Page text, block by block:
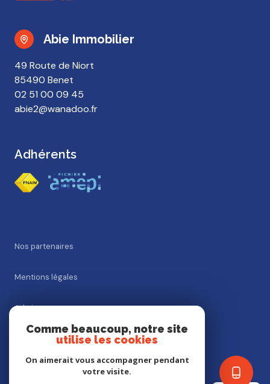
Abie Immobilier
02 51 00 09 45
abie2@wanadoo.fr
49 Route de Niort
85490 Benet
Adhérents
Nos partenaires
Mentions légales
Admin
Nos honoraires
Comme beaucoup, notre site
utilise les cookies
On aimerait vous accompagner pendant
votre visite.